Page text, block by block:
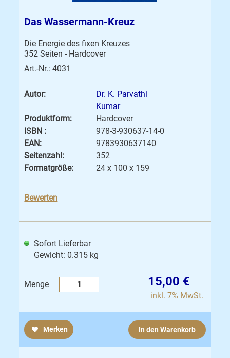
Das Wassermann-Kreuz
Die Energie des fixen Kreuzes
352 Seiten - Hardcover
Art.-Nr.: 4031
Autor:
Dr. K. Parvathi
Kumar
Produktform:
Hardcover
ISBN :
978-3-930637-14-0
EAN:
9783930637140
Seitenzahl:
352
Formatgröße:
24 x 100 x 159
Bewerten
Menge 15,00 €
inkl. 7% MwSt.
Sofort Lieferbar
Gewicht: 0.315 kg
Merken In den Warenkorb